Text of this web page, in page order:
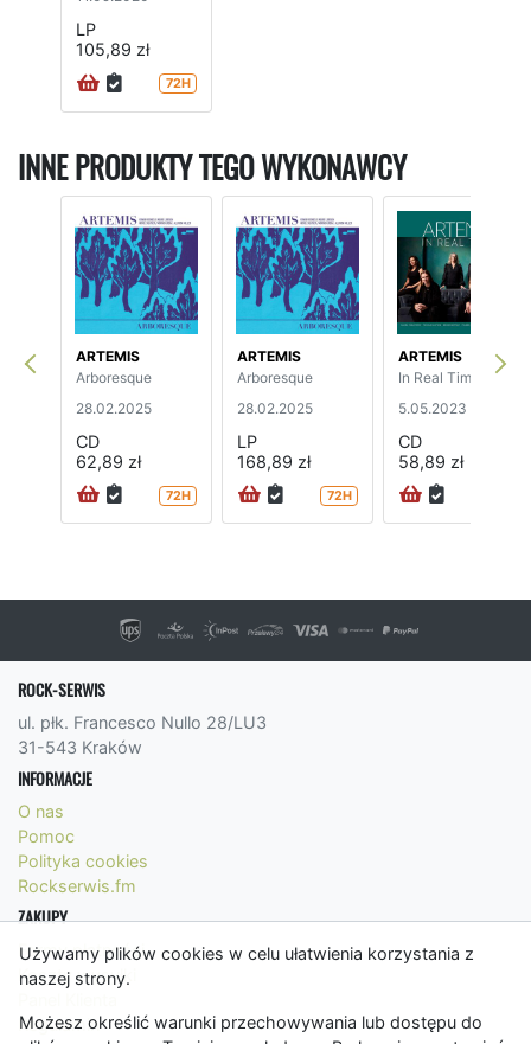
Używamy plików cookies w celu ułatwienia korzystania z
naszej strony.
Możesz określić warunki przechowywania lub dostępu do
LP
105,89 zł
72H
INNE PRODUKTY TEGO WYKONAWCY
ARTEMIS
Arboresque
28.02.2025
CD
62,89 zł
72H
ARTEMIS
Arboresque
28.02.2025
LP
168,89 zł
72H
ARTEMIS
In Real Time
5.05.2023
CD
58,89 zł
ROCK-SERWIS
ul. płk. Francesco Nullo 28/LU3
31-543 Kraków
INFORMACJE
O nas
Pomoc
Polityka cookies
Rockserwis.fm
ZAKUPY
Formy płatności
Koszty wysyłki
Regulamin